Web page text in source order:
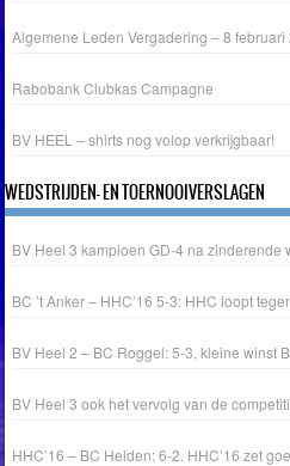
Algemene Leden Vergadering – 8 februari
Rabobank Clubkas Campagne
BV HEEL – shirts nog volop verkrijgbaar!
WEDSTRIJDEN- EN TOERNOOIVERSLAGEN
BV Heel 3 kampioen GD-4 na zinderende
BC ’t Anker – HHC’16 5-3: HHC loopt
BV Heel 2 – BC Roggel: 5-3, kleine winst
BV Heel 3 ook het vervolg van de
HHC’16 – BC Helden: 6-2. HHC’16 zet